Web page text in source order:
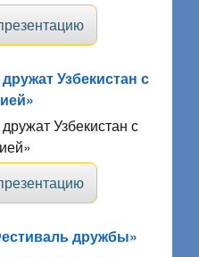
Узбекистан с
Узбекистан с
дружбы»